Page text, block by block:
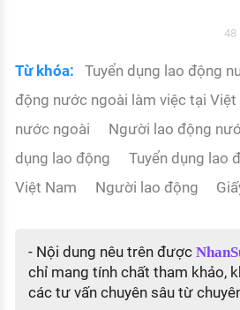
48
Từ khóa: Tuyển dụng lao động
động nước ngoài làm việc tại Việt
nước ngoài
Người lao động
dụng lao động
Tuyển dụng lao
Việt Nam
Người lao động
- Nội dung nêu trên được
chỉ mang tính chất tham khảo,
các tư vấn chuyên sâu từ